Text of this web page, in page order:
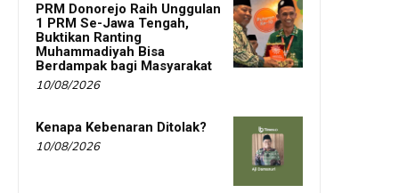
PRM Donorejo Raih Unggulan
1 PRM Se-Jawa Tengah,
Buktikan Ranting
Muhammadiyah Bisa
Berdampak bagi Masyarakat
10/08/2026
Kenapa Kebenaran Ditolak?
10/08/2026